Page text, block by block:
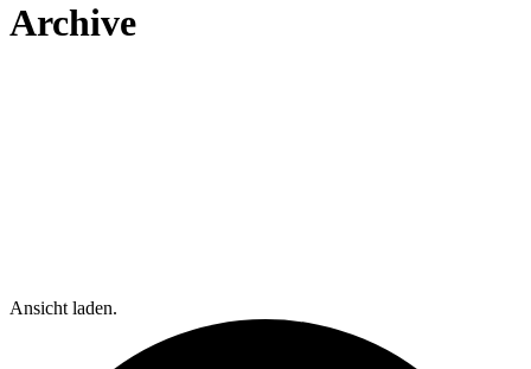
Archive
Ansicht laden.